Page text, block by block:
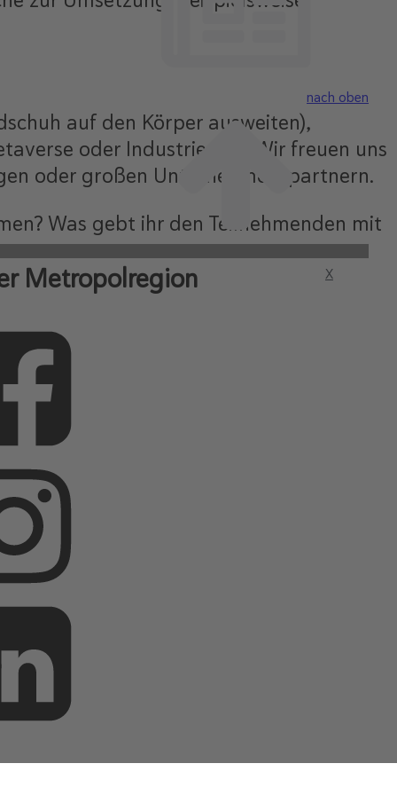
X
Metropolregion
nach oben
auf den Körper ausweiten),
oder Industrie 4.0). Wir freuen uns
oder großen Unternehmenspartnern.
Was gebt ihr den Teilnehmenden mit
der Hilfe der Mentor*innen gibt es
sollte man sich diese Chance sich